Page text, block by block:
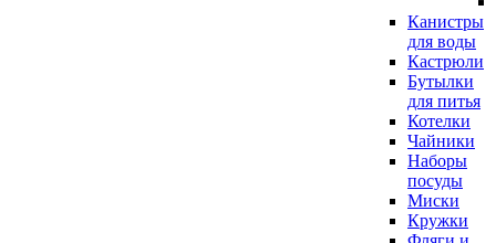
Канистры
для воды
Кастрюли
Бутылки
для питья
Котелки
Чайники
Наборы
посуды
Миски
Кружки